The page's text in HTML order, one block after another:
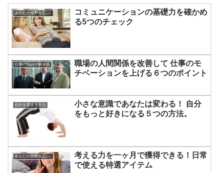
あなたの視野を広げる方法
コミュニケーションの基礎力を確かめ
る5つのチェック
仕事の悩みや解決策
職場の人間関係を改善して 仕事のモ
チベーションを上げる６つのポイント
自分を変える方法
小さな意識であなたは変わる！ 自分
をもっと好きになる５つの方法。
あなたの視野を広げる方法
考える力を一ヶ月で獲得できる！日常
で使える特選アイテム